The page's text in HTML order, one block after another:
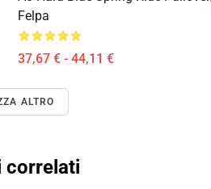
Felpa
37,67 € - 44,11 €
ALTRO
correlati